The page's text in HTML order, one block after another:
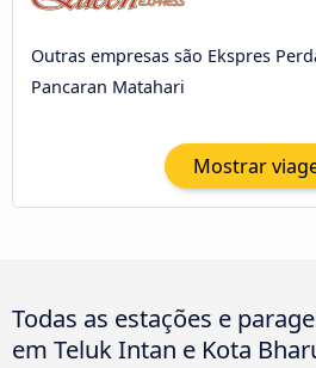
Outras empresas são Ekspres
Pancaran Matahari
Mostrar
Todas as estações e
em Teluk Intan e Kota